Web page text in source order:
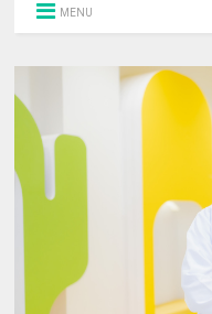
MENU